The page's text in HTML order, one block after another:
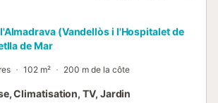
(Vandellòs i l'Hospitalet de
de Mar
102 m² 200 m de la côte
Climatisation, TV, Jardin